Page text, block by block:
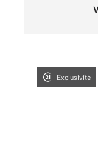
Exclusivité